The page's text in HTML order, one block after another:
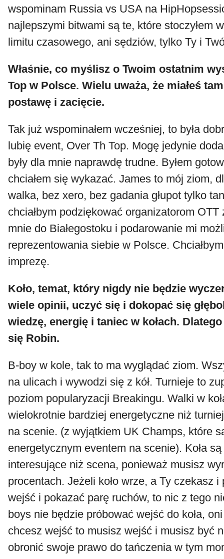
wspominam Russia vs USA na
najlepszymi bitwami są te, które stoczyłem
limitu czasowego, ani sędziów, tylko Ty i
Właśnie, co myślisz o Twoim ostatnim
Top w Polsce. Wielu uważa, że miałeś
postawę i zacięcie.
Tak już wspominałem wcześniej, to była
lubię event, Over Th Top. Mogę jedynie
były dla mnie naprawdę trudne. Byłem
chciałem się wykazać. James to mój ziom,
walka, bez xero, bez gadania głupot tylko
chciałbym podziękować organizatorom
mnie do Białegostoku i podarowanie mi
reprezentowania siebie w Polsce.
imprezę.
Koło, temat, który nigdy nie będzie
wiele opinii, uczyć się i dokopać się
wiedzę, energię i taniec w kołach.
się Robin.
B-boy w kole, tak to ma wyglądać ziom.
na ulicach i wywodzi się z kół. Turnieje to
poziom popularyzacji Breakingu. Walki w
wielokrotnie bardziej energetyczne niż
na scenie. (z wyjątkiem UK Champs, które
energetycznym eventem na scenie). Koła
interesujące niż scena, ponieważ musisz
procentach. Jeżeli koło wrze, a Ty czekasz
wejść i pokazać parę ruchów, to nic z tego
boys nie będzie próbować wejść do koła,
chcesz wejść to musisz wejść i musisz być
obronić swoje prawo do tańczenia w tym